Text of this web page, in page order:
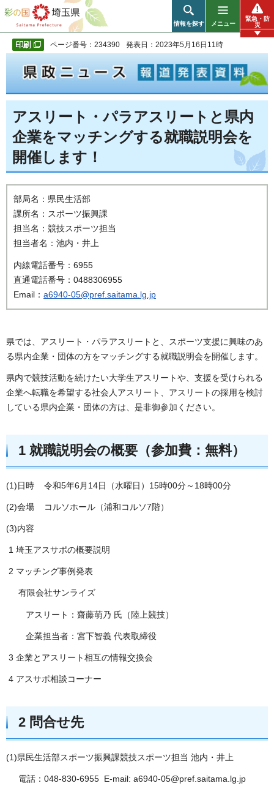
彩の国 埼玉県
情報を探す メニュー
緊急・防
災
ページ番号：234390 発表日：2023年5月16日11時
アスリート・パラアスリートと県内
企業をマッチングする就職説明会を
開催します！
部局名：県民生活部
課所名：スポーツ振興課
担当名：競技スポーツ担当
担当者名：池内・井上
内線電話番号：6955
直通電話番号：0488306955
Email： a6940-05@pref.saitama.lg.jp
県では、アスリート・パラアスリートと、スポーツ支援に興味のあ
る県内企業・団体の方をマッチングする就職説明会を開催します。
県内で競技活動を続けたい大学生アスリートや、支援を受けられる
企業へ転職を希望する社会人アスリート、アスリートの採用を検討
している県内企業・団体の方は、是非御参加ください。
1 就職説明会の概要（参加費：無料）
(1)日時 令和5年6月14日（水曜日）15時00分～18時00分
(2)会場 コルソホール（浦和コルソ7階）
(3)内容
1 埼玉アスサポの概要説明
2 マッチング事例発表
有限会社サンライズ
アスリート：齋藤萌乃 氏（陸上競技）
企業担当者：宮下智義 代表取締役
3 企業とアスリート相互の情報交換会
4 アスサポ相談コーナー
2 問合せ先
(1)県民生活部スポーツ振興課競技スポーツ担当 池内・井上
電話：048-830-6955 E-mail: a6940-05@pref.saitama.lg.jp